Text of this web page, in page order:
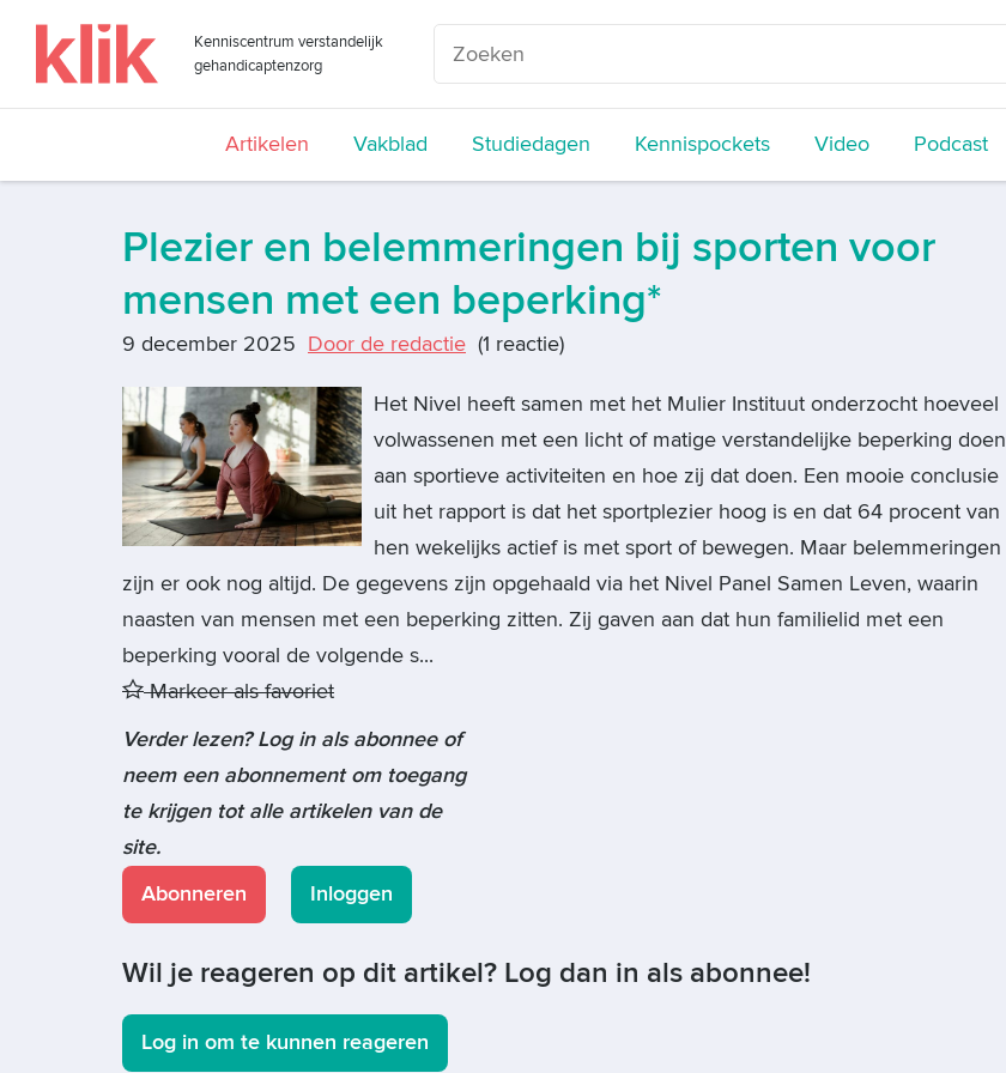
Kenniscentrum verstandelijk
gehandicaptenzorg
Artikelen Vakblad Studiedagen Kennispockets Video Podcast
Plezier en belemmeringen bij sporten voor
mensen met een beperking*
9 december 2025 Door de redactie (1 reactie)
Het Nivel heeft samen met het Mulier Instituut onderzocht hoeveel
volwassenen met een licht of matige verstandelijke beperking doen
aan sportieve activiteiten en hoe zij dat doen. Een mooie conclusie
uit het rapport is dat het sportplezier hoog is en dat 64 procent van
hen wekelijks actief is met sport of bewegen. Maar belemmeringen
zijn er ook nog altijd. De gegevens zijn opgehaald via het Nivel Panel Samen Leven, waarin
naasten van mensen met een beperking zitten. Zij gaven aan dat hun familielid met een
beperking vooral de volgende s...
Markeer als favoriet
Verder lezen? Log in als abonnee of
neem een abonnement om toegang
te krijgen tot alle artikelen van de
site.
Abonneren
Inloggen
Wil je reageren op dit artikel? Log dan in als abonnee!
Log in om te kunnen reageren